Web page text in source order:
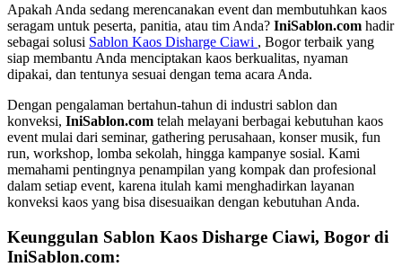
Apakah Anda sedang merencanakan event dan membutuhkan kaos
seragam untuk peserta, panitia, atau tim Anda? IniSablon.com hadir
sebagai solusi Sablon Kaos Disharge Ciawi , Bogor terbaik yang
siap membantu Anda menciptakan kaos berkualitas, nyaman
dipakai, dan tentunya sesuai dengan tema acara Anda.
Dengan pengalaman bertahun-tahun di industri sablon dan
konveksi, IniSablon.com telah melayani berbagai kebutuhan kaos
event mulai dari seminar, gathering perusahaan, konser musik, fun
run, workshop, lomba sekolah, hingga kampanye sosial. Kami
memahami pentingnya penampilan yang kompak dan profesional
dalam setiap event, karena itulah kami menghadirkan layanan
konveksi kaos yang bisa disesuaikan dengan kebutuhan Anda.
Keunggulan Sablon Kaos Disharge Ciawi, Bogor di
IniSablon.com: